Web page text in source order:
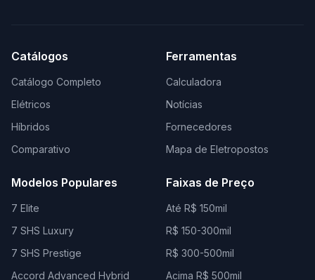
Catálogos
Catálogo Completo
Elétricos
Híbridos
Comparativo
Ferramentas
Calculadora
Notícias
Fornecedores
Mapa de Eletropostos
Modelos Populares
7 Elite
7 SHS Luxury
7 SHS Prestige
Accord Advanced Hybrid
Faixas de Preço
Até R$ 150mil
R$ 150-300mil
R$ 300-500mil
Acima R$ 500mil